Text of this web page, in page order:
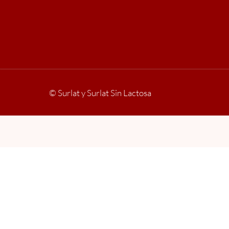
© Surlat y Surlat Sin Lactosa